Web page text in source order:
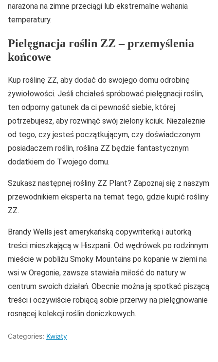
narażona na zimne przeciągi lub ekstremalne wahania
temperatury.
Pielęgnacja roślin ZZ – przemyślenia
końcowe
Kup roślinę ZZ, aby dodać do swojego domu odrobinę
żywiołowości. Jeśli chciałeś spróbować pielęgnacji roślin,
ten odporny gatunek da ci pewność siebie, której
potrzebujesz, aby rozwinąć swój zielony kciuk. Niezależnie
od tego, czy jesteś początkującym, czy doświadczonym
posiadaczem roślin, roślina ZZ będzie fantastycznym
dodatkiem do Twojego domu.
Szukasz następnej rośliny ZZ Plant? Zapoznaj się z naszym
przewodnikiem eksperta na temat tego, gdzie kupić rośliny
ZZ.
Brandy Wells jest amerykańską copywriterką i autorką
treści mieszkającą w Hiszpanii. Od wędrówek po rodzinnym
mieście w pobliżu Smoky Mountains po kopanie w ziemi na
wsi w Oregonie, zawsze stawiała miłość do natury w
centrum swoich działań. Obecnie można ją spotkać piszącą
treści i oczywiście robiącą sobie przerwy na pielęgnowanie
rosnącej kolekcji roślin doniczkowych.
Categories: Kwiaty